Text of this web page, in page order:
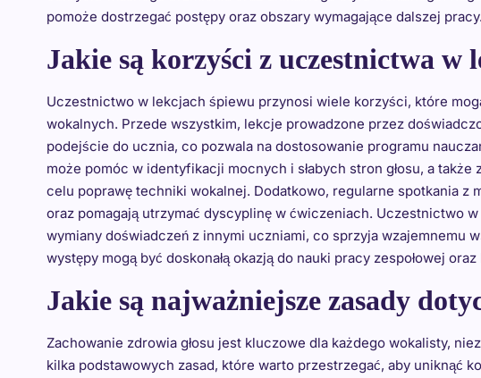
pomoże dostrzegać postępy oraz obszary wymagające dalszej pracy.
Jakie są korzyści z uczestnictwa w
Uczestnictwo w lekcjach śpiewu przynosi wiele korzyści, które
wokalnych. Przede wszystkim, lekcje prowadzone przez
podejście do ucznia, co pozwala na dostosowanie programu
może pomóc w identyfikacji mocnych i słabych stron głosu, a
celu poprawę techniki wokalnej. Dodatkowo, regularne spotkania z
oraz pomagają utrzymać dyscyplinę w ćwiczeniach. Uczestnictwo
wymiany doświadczeń z innymi uczniami, co sprzyja wzajemnemu
występy mogą być doskonałą okazją do nauki pracy zespołowej
Jakie są najważniejsze zasady
Zachowanie zdrowia głosu jest kluczowe dla każdego wokalisty,
kilka podstawowych zasad, które warto przestrzegać, aby uniknąć